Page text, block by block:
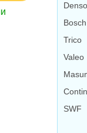
Denso
Bosch
Trico
Valeo
SWF